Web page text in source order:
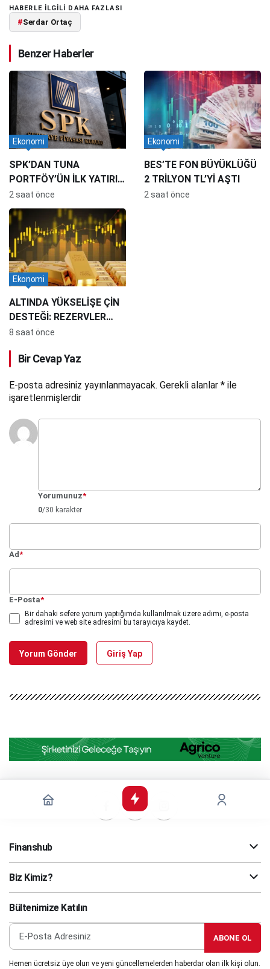
HABERLE ILGILI DAHA FAZLASI
#Serdar Ortaç
Benzer Haberler
SPK’DAN TUNA
PORTFÖY’ÜN İLK YATIRIM
FONUNA ONAY
Ekonomi
2 saat önce
BES’TE FON BÜYÜKLÜĞÜ
2 TRİLYON TL’Yİ AŞTI
Ekonomi
2 saat önce
ALTINDA YÜKSELİŞE ÇİN
DESTEĞİ: REZERVLER
HONG KONG’A TAŞINIYOR
Ekonomi
8 saat önce
Bir Cevap Yaz
E-posta adresiniz yayınlanmayacak. Gerekli alanlar * ile
işaretlenmişlerdir
Yorumunuz*
0/30 karakter
Ad*
E-Posta*
Bir dahaki sefere yorum yaptığımda kullanılmak üzere adımı, e-posta
adresimi ve web site adresimi bu tarayıcıya kaydet.
Yorum Gönder Giriş Yap
Finanshub
Biz Kimiz?
Bültenimize Katılın
ABONE OL
Hemen ücretsiz üye olun ve yeni güncellemelerden haberdar olan ilk kişi olun.